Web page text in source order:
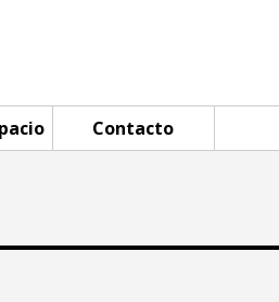
Contacto